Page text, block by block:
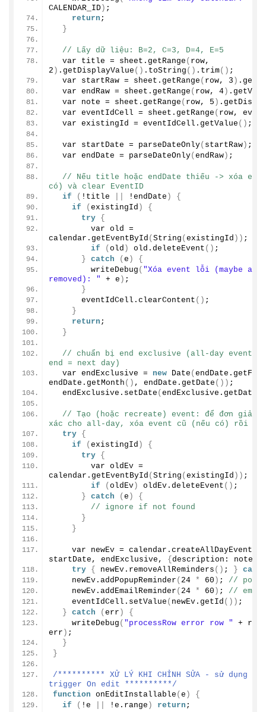
CALENDAR_ID ) ;
return ;
}
// Lấy dữ liệu: B=2, C=3, D=4, E=5
  var title = sheet.
getRange (
2 ) . getDisplayValue () . toString () . trim() ;
  var startRaw = sheet.
getRange ( row, 3 ) .
  var endRaw = sheet.
getRange ( row, 4 ) .
  var note = sheet.
getRange ( row, 5 ) .
  var eventIdCell = sheet.
getRange ( row,
  var existingId = eventIdCell.
getValue () ;
  var startDate =
parseDateOnly( startRaw ) ;
  var endDate =
parseDateOnly( endRaw ) ;
// Nếu title hoặc endDate thiếu -> xóa
có) và clear EventID
if
( !title !endDate )
{
if
( existingId )
{
try {
        var old =
calendar. getEventById ( String ( existingId )) ;
if
( old ) old. deleteEvent () ;
} catch ( e )
{
writeDebug ( "Xóa event lỗi (maybe
removed): "
+ e ) ;
}
      eventIdCell.
clearContent () ;
}
return ;
}
// chuẩn bị end exclusive (all-day events
end = next day)
  var endExclusive =
new Date ( endDate.
endDate. getMonth () , endDate. getDate ()) ;
  endExclusive.
setDate ( endExclusive. getDate
// Tạo (hoặc recreate) event: để đơn giản
xác cho all-day, xóa event cũ (nếu có) rồi
try {
if
( existingId )
{
try {
        var oldEv =
calendar. getEventById ( String ( existingId )) ;
if
( oldEv ) oldEv. deleteEvent () ;
} catch ( e )
{
// ignore if not found
}
}
    var newEv = calendar.
createAllDayEvent
startDate, endExclusive, { description: note
try { newEv. removeAllReminders () ; } catch
    newEv.
addPopupReminder ( 24 * 60 ) ; //
    newEv.
addEmailReminder ( 24 * 60 ) ; //
    eventIdCell.
setValue ( newEv. getId ()) ;
} catch ( err )
{
writeDebug ( "processRow error row "
+
err ) ;
}
}
/********** XỬ LÝ KHI CHỈNH SỬA - sử dụng
trigger On edit **********/
function onEditInstallable ( e )
{
if
( !e !e. range ) return ;